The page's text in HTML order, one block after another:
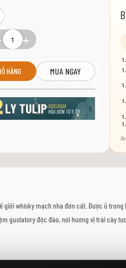
HÀNG MUA NGAY
whisky mạch nha đơn cất. Được ủ
gustatory độc đáo, nơi hương vị trái cây